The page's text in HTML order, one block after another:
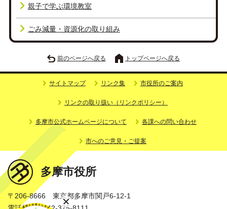
親子で学ぶ環境教室
ごみ減量・資源化の取り組み
前のページへ戻る トップページへ戻る
サイトマップ リンク集 市役所のご案内
リンクの取り扱い（リンクポリシー）
多摩市公式ホームページについて 各課への問い合わせ
市へのご意見・ご提案
多摩市役所
〒206-8666 東京都多摩市関戸6-12-1